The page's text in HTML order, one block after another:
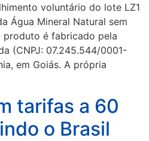
voluntário do lote LZ1
Água Mineral Natural sem
produto é fabricado pela
(CNPJ: 07.245.544/0001-
em Goiás. A própria
tarifas a 60
o Brasil